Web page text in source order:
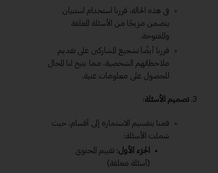
في هذه الحالة، قررنا استخدام استبيان
يتضمن مزيجًا من الأسئلة المغلقة
والمفتوحة.
قررنا أيضًا تشجيع المشاركين على تقديم
ملاحظاتهم الشخصية، مما يتيح لنا المجال
للحصول على معلومات غنية.
تصميم الأسئلة:
قمنا بتقسيم الاستمارة إلى أقسام، حيث
شملت الأسئلة:
الجزء الأول: تقييم المحتوى
(أسئلة مغلقة)